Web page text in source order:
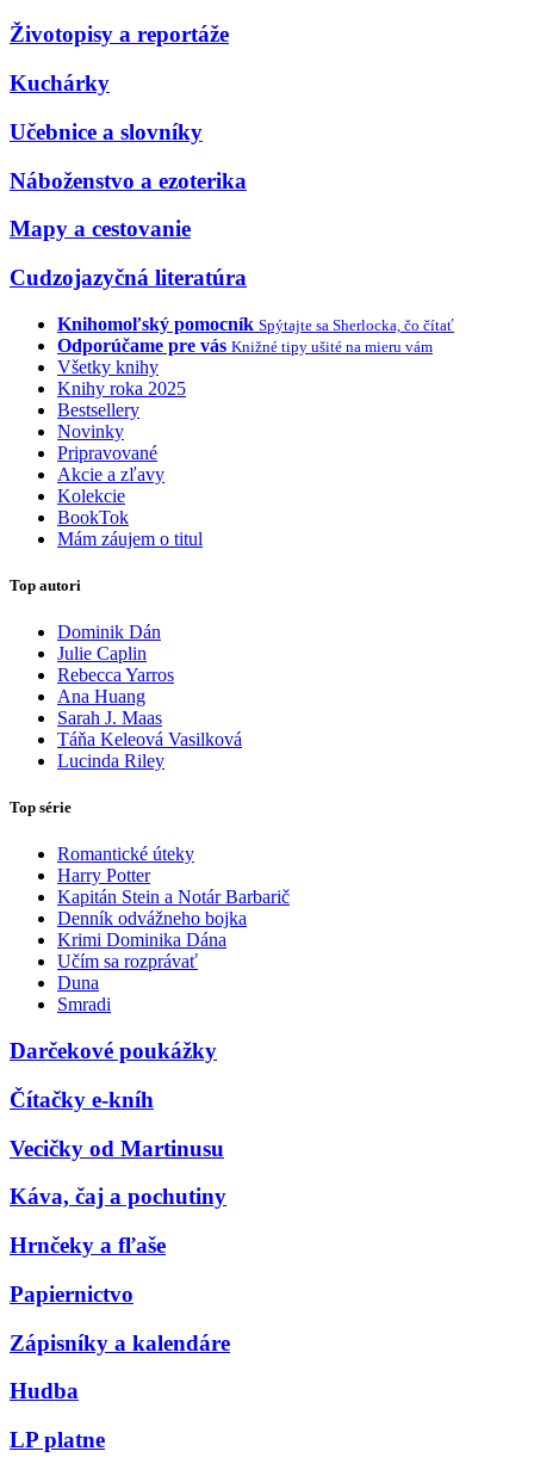
Životopisy a reportáže
Kuchárky
Učebnice a slovníky
Náboženstvo a ezoterika
Mapy a cestovanie
Cudzojazyčná literatúra
Knihomoľský pomocník Spýtajte sa Sherlocka, čo čítať
Odporúčame pre vás Knižné tipy ušité na mieru vám
Všetky knihy
Knihy roka 2025
Bestsellery
Novinky
Pripravované
Akcie a zľavy
Kolekcie
BookTok
Mám záujem o titul
Top autori
Dominik Dán
Julie Caplin
Rebecca Yarros
Ana Huang
Sarah J. Maas
Táňa Keleová Vasilková
Lucinda Riley
Top série
Romantické úteky
Harry Potter
Kapitán Stein a Notár Barbarič
Denník odvážneho bojka
Krimi Dominika Dána
Učím sa rozprávať
Duna
Smradi
Darčekové poukážky
Čítačky e-kníh
Vecičky od Martinusu
Káva, čaj a pochutiny
Hrnčeky a fľaše
Papiernictvo
Zápisníky a kalendáre
Hudba
LP platne